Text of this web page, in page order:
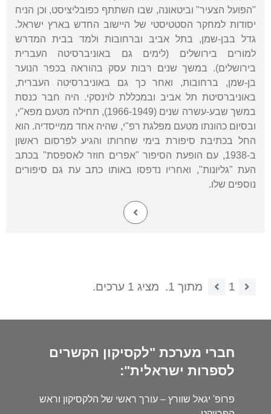
"הפועל הצעיר" וביטאונה, שבו השתתף כפובליציסט, וכן הניח
יסודות למחקר הסטטיסטי של היישוב החדש בארץ ישראל.
גדל בבן-שמן, בתל אביב וברחובות ולמד בבית המדרש
למורים בירושלים (לימים גם באוניברסיטה העברית
בירושלים). במשך שנים רבות עסק בהוראה בכפר הנוער
בן-שמן, ברחובות, ואחר כך גם באוניברסיטה העברית,
באוניברסיטת תל אביב ובמכללת לוינסקי. היה חבר כנסת
במשך שבע-עשרה שנים (1966-1949), תחילה מטעם מפא"י,
ובסיום כהונתו מטעם מפלגת רפ"י, שהיה אחד ממייסדיה. הוא
החל בכתיבת סיפורת בימי שחרותו והגיע לפרסום ראשון
ב-1938, עם הופעת הסיפור "אפרים חוזר לאספסת" בכתב
העת "גליונות", ואחריו נדפסו באותו כתב עת גם סיפורים
נוספים שלו.
1 מתוך 1. מציג 1 ערכים.
חברי מערכת "לקסיקון הקשרים
לספרות ישראלית":
פרופ' יגאל שוורץ – עורך ראשי של הלקסיקון וראש